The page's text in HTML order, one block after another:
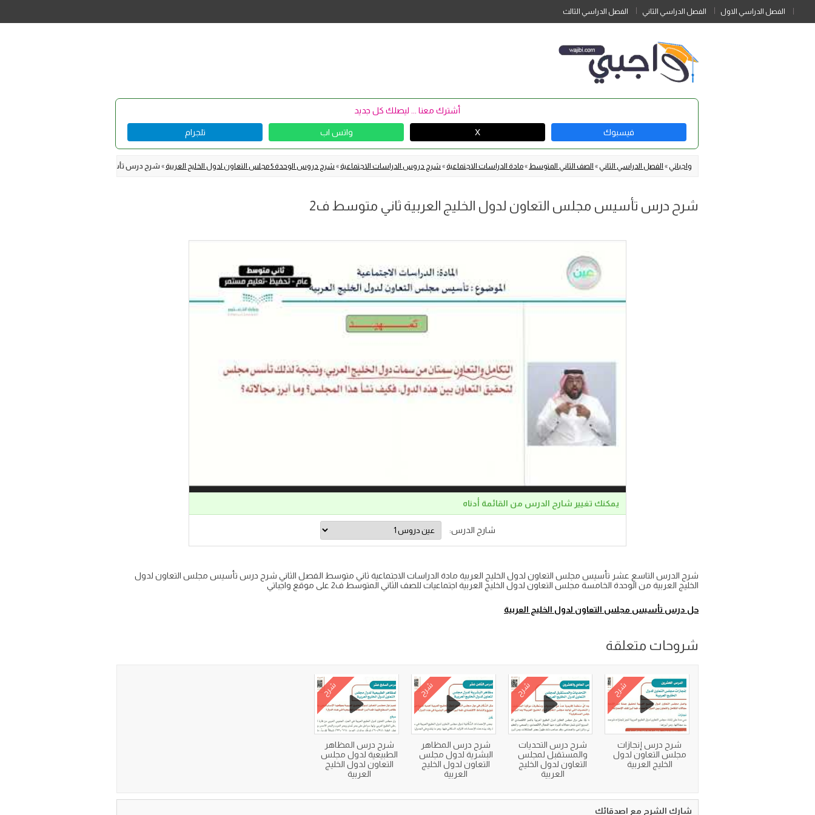
الفصل الدراسي الاول الفصل الدراسي الثاني الفصل الدراسي الثالث
أشترك معنا ... ليصلك كل جديد
فيسبوك X واتس اب تلجرام
واجباتي » الفصل الدراسي الثاني » الصف الثاني المتوسط »مادة الدراسات الاجتماعية » شرح دروس الدراسات الاجتماعية » شرح دروس الوحدة 5 مجلس التعاون لدول الخليج العربية »شرح درس تأسيس مجلس التعاون لدول الخليج
شرح درس تأسيس مجلس التعاون لدول الخليج العربية ثاني متوسط ف2
يمكنك تغيير شارح الدرس من القائمة أدناه
شارح الدرس:
شرح الدرس التاسع عشر تأسيس مجلس التعاون لدول الخليج العربية مادة الدراسات الاجتماعية ثاني متوسط الفصل الثاني شرح درس تأسيس مجلس التعاون لدول
الخليج العربية من الوحدة الخامسة مجلس التعاون لدول الخليج العربية اجتماعيات للصف الثاني المتوسط ف2 على موقع واجباتي
حل درس تأسيس مجلس التعاون لدول الخليج العربية
شروحات متعلقة
شرح
شرح درس إنجازات
مجلس التعاون لدول
الخليج العربية
شرح
شرح درس التحديات
والمستقبل لمجلس
التعاون لدول الخليج
العربية
شرح
شرح درس المظاهر
البشرية لدول مجلس
التعاون لدول الخليج
العربية
شرح
شرح درس المظاهر
الطبيعية لدول مجلس
التعاون لدول الخليج
العربية
شارك الشرح مع اصدقائك